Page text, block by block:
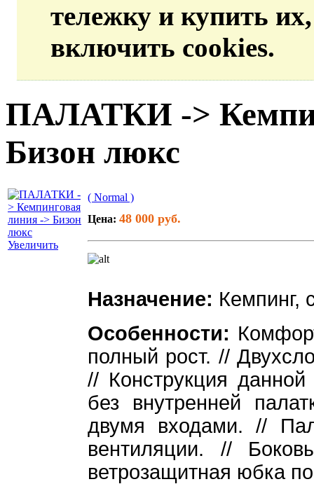
тележку и купить
включить cookies.
ПАЛАТКИ ->
Бизон люкс
Увеличить
( Normal )
Цена: 48 000 руб.
Назначение: Кемпинг,
Особенности:
полный рост. //
// Конструкция данной
без внутренней
двумя входами. //
вентиляции. //
ветрозащитная юбка